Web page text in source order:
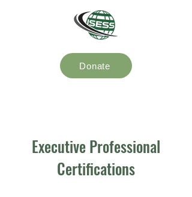
Donate
Executive Professional
Certifications